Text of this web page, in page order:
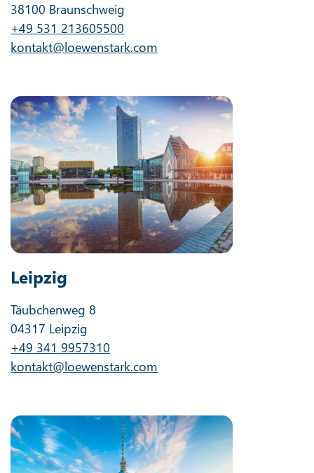
38100 Braunschweig
+49 531 213605500
kontakt@loewenstark.com
Leipzig
Täubchenweg 8
04317 Leipzig
+49 341 9957310
kontakt@loewenstark.com